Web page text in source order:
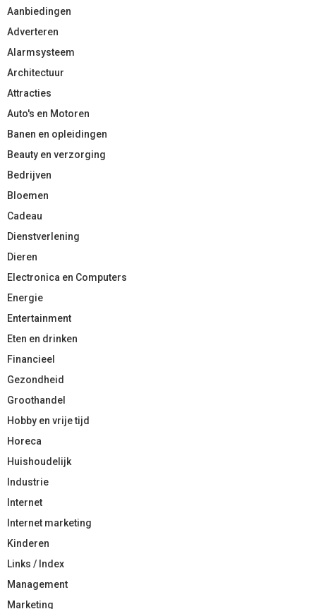
Aanbiedingen
Adverteren
Alarmsysteem
Architectuur
Attracties
Auto's en Motoren
Banen en opleidingen
Beauty en verzorging
Bedrijven
Bloemen
Cadeau
Dienstverlening
Dieren
Electronica en Computers
Energie
Entertainment
Eten en drinken
Financieel
Gezondheid
Groothandel
Hobby en vrije tijd
Horeca
Huishoudelijk
Industrie
Internet
Internet marketing
Kinderen
Links / Index
Management
Marketing